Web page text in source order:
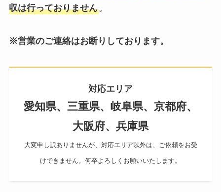
収は行っておりません。
※営業のご連絡はお断りしております。
対応エリア
愛知県、三重県、岐阜県、京都府、
大阪府、兵庫県
大変申し訳ありませんが、対応エリア以外は、ご依頼をお受
けできません。何卒よろしくお願いいたします。